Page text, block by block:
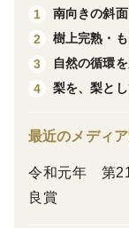
そんな方に、毎
〜庄内梨の藤原
1
南向きの斜
2
樹上完熟・
3
自然の循環
4
梨を、梨と
最近のメディ
令和元年 第
良賞